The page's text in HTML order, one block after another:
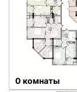
0 комнаты